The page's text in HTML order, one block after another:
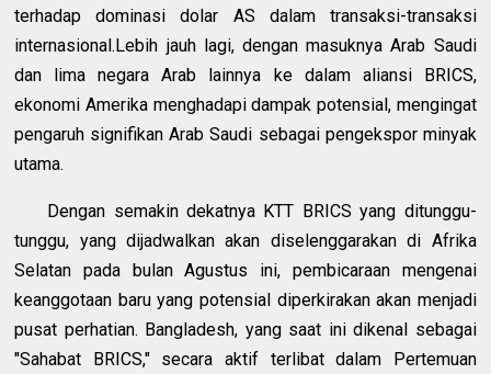
terhadap dominasi dolar AS dalam transaksi-transaksi
internasional.Lebih jauh lagi, dengan masuknya Arab Saudi
dan lima negara Arab lainnya ke dalam aliansi BRICS,
ekonomi Amerika menghadapi dampak potensial, mengingat
pengaruh signifikan Arab Saudi sebagai pengekspor minyak
utama.
Dengan semakin dekatnya KTT BRICS yang ditunggu-
tunggu, yang dijadwalkan akan diselenggarakan di Afrika
Selatan pada bulan Agustus ini, pembicaraan mengenai
keanggotaan baru yang potensial diperkirakan akan menjadi
pusat perhatian. Bangladesh, yang saat ini dikenal sebagai
"Sahabat BRICS," secara aktif terlibat dalam Pertemuan